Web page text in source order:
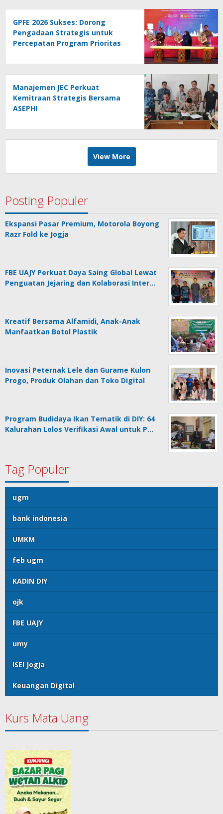
GPFE 2026 Sukses: Dorong
Pengadaan Strategis untuk
Percepatan Program Prioritas
Manajemen JEC Perkuat
Kemitraan Strategis Bersama
ASEPHI
View More
Posting Populer
Ekspansi Pasar Premium, Motorola Boyong
Razr Fold ke Jogja
FBE UAJY Perkuat Daya Saing Global Lewat
Penguatan Jejaring dan Kolaborasi Inter…
Kreatif Bersama Alfamidi, Anak-Anak
Manfaatkan Botol Plastik
Inovasi Peternak Lele dan Gurame Kulon
Progo, Produk Olahan dan Toko Digital
Program Budidaya Ikan Tematik di DIY: 64
Kalurahan Lolos Verifikasi Awal untuk P…
Tag Populer
ugm
bank indonesia
UMKM
feb ugm
KADIN DIY
ojk
FBE UAJY
umy
ISEI Jogja
Keuangan Digital
Kurs Mata Uang